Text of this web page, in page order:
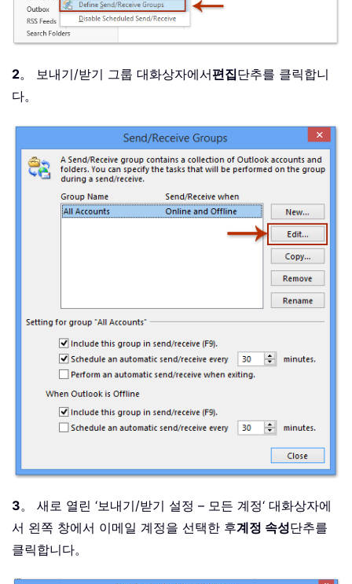
2。 보내기/받기 그룹 대화상자에서편집단추를 클릭합니
다。
3。 새로 열린 ‘보내기/받기 설정 – 모든 계정‘ 대화상자에
서 왼쪽 창에서 이메일 계정을 선택한 후계정 속성단추를
클릭합니다。